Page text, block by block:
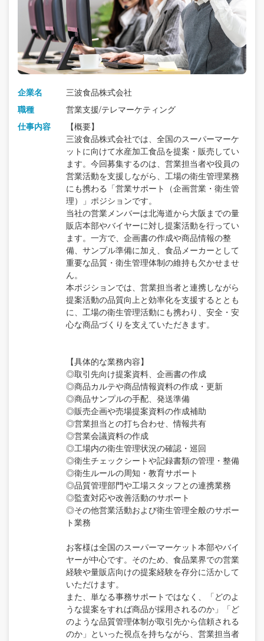
企業名
三波食品株式会社
職種
営業支援/テレマーケティング
仕事内容
【概要】
三波食品株式会社では、全国のスーパーマーケ
ットに向けて水産加工食品を提案・販売してい
ます。今回募集するのは、営業担当者や役員の
営業活動を支援しながら、工場の衛生管理業務
にも携わる「営業サポート（企画営業・衛生管
理）」ポジションです。
当社の営業メンバーは北海道から大阪までの量
販店本部やバイヤーに対し提案活動を行ってい
ます。一方で、企画書の作成や商品情報の整
備、サンプル準備に加え、食品メーカーとして
重要な品質・衛生管理体制の維持も欠かせませ
ん。
本ポジションでは、営業担当者と連携しながら
提案活動の品質向上と効率化を支援するととも
に、工場の衛生管理活動にも携わり、安全・安
心な商品づくりを支えていただきます。
【具体的な業務内容】
◎取引先向け提案資料、企画書の作成
◎商品カルテや商品情報資料の作成・更新
◎商品サンプルの手配、発送準備
◎販売企画や売場提案資料の作成補助
◎営業担当との打ち合わせ、情報共有
◎営業会議資料の作成
◎工場内の衛生管理状況の確認・巡回
◎衛生チェックシートや記録書類の管理・整備
◎衛生ルールの周知・教育サポート
◎品質管理部門や工場スタッフとの連携業務
◎監査対応や改善活動のサポート
◎その他営業活動および衛生管理全般のサポー
ト業務
お客様は全国のスーパーマーケット本部やバイ
ヤーが中心です。そのため、食品業界での営業
経験や量販店向けの提案経験を存分に活かして
いただけます。
また、単なる事務サポートではなく、「どのよ
うな提案をすれば商品が採用されるのか」「ど
のような品質管理体制が取引先から信頼される
のか」といった視点を持ちながら、営業担当者